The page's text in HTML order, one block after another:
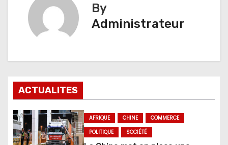
By
Administrateur
ACTUALITES
AFRIQUE CHINE
COMMERCE
POLITIQUE
SOCIÉTÉ